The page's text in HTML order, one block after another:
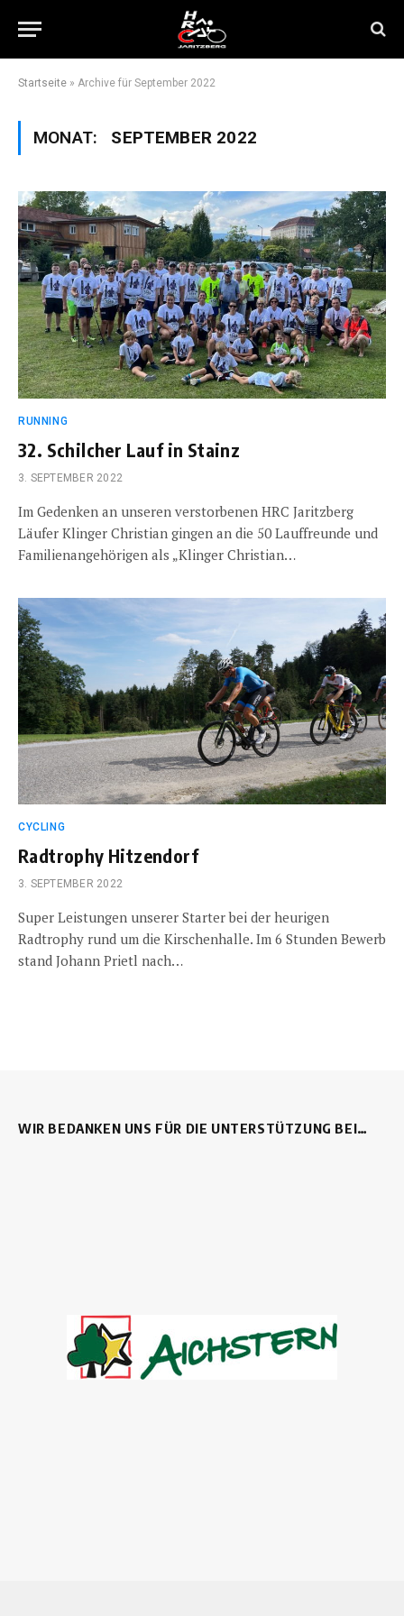
Startseite » Archive für September 2022
MONAT: SEPTEMBER 2022
RUNNING
32. Schilcher Lauf in Stainz
3. SEPTEMBER 2022
Im Gedenken an unseren verstorbenen HRC Jaritzberg
Läufer Klinger Christian gingen an die 50 Lauffreunde und
Familienangehörigen als „Klinger Christian…
CYCLING
Radtrophy Hitzendorf
3. SEPTEMBER 2022
Super Leistungen unserer Starter bei der heurigen
Radtrophy rund um die Kirschenhalle. Im 6 Stunden Bewerb
stand Johann Prietl nach…
WIR BEDANKEN UNS FÜR DIE UNTERSTÜTZUNG BEI…